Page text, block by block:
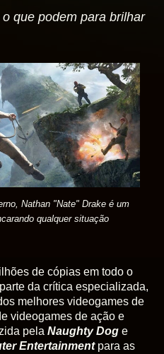
que podem para brilhar
Nathan "Nate" Drake é um
qualquer situação
de cópias em todo o
da crítica especializada,
melhores videogames de
videogames de ação e
pela Naughty Dog e
Entertainmentpara as